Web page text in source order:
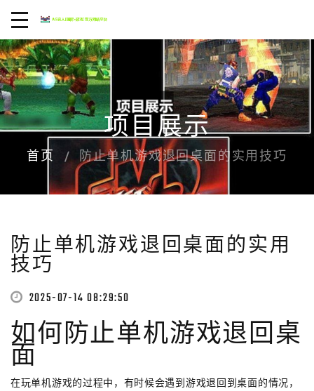
项目展示
首页 防止单机游戏退回桌面的实用技巧
防止单机游戏退回桌面的实用
技巧
2025-07-14 08:29:50
如何防止单机游戏退回桌
面
在玩单机游戏的过程中，有时候会遇到游戏退回到桌面的情况，